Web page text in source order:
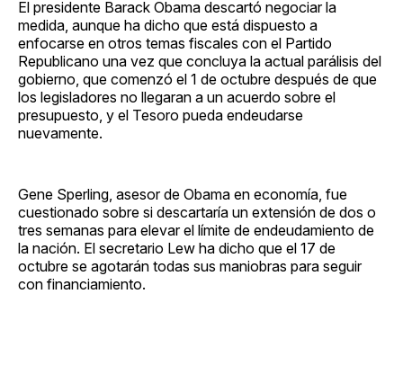
El presidente Barack Obama descartó negociar la
medida, aunque ha dicho que está dispuesto a
enfocarse en otros temas fiscales con el Partido
Republicano una vez que concluya la actual parálisis del
gobierno, que comenzó el 1 de octubre después de que
los legisladores no llegaran a un acuerdo sobre el
presupuesto, y el Tesoro pueda endeudarse
nuevamente.
Gene Sperling, asesor de Obama en economía, fue
cuestionado sobre si descartaría un extensión de dos o
tres semanas para elevar el límite de endeudamiento de
la nación. El secretario Lew ha dicho que el 17 de
octubre se agotarán todas sus maniobras para seguir
con financiamiento.